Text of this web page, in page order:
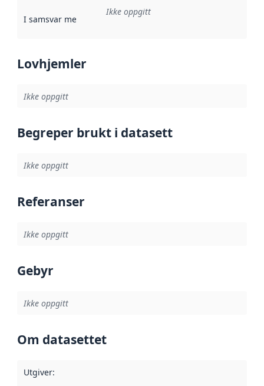
I samsvar med Referanse til en implementasjonsregel
Ikke oppgitt
Lovhjemler
Ikke oppgitt
Begreper brukt i datasett
Ikke oppgitt
Referanser
Ikke oppgitt
Gebyr
Ikke oppgitt
Om datasettet
Utgiver: